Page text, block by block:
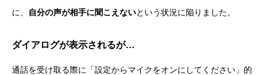
に、 自分の声が相手に聞こえないという状況に陥りました。
ダイアログが表示されるが…
通話を受け取る際に「設定からマイクをオンにしてください」的